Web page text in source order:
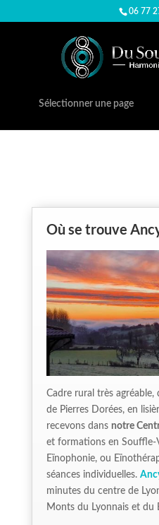
06 77
Sélectionner une page
Où se trouve
Cadre rural très agréable,
de Pierres Dorées, en
recevons dans notre
et formations en Souffle-
Eïnophonie, ou
séances individuelles.
minutes du centre de
Monts du Lyonnais et du